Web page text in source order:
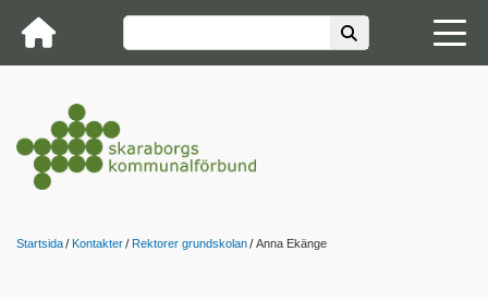
Startsida Kontakter Rektorer grundskolan Anna Ekänge